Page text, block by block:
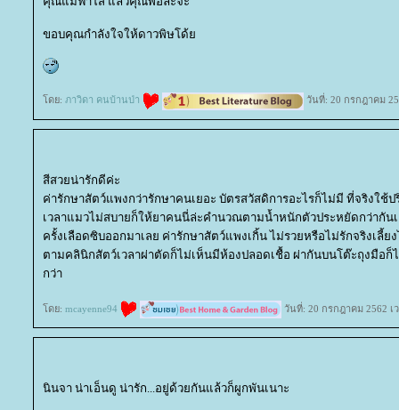
ขอบคุณกำลังใจให้ดาวพิษโด้
ดย: ภาวิดา คนบ้านป่า วันที่: 20 กรกฎาคม
สีสวยน่ารักดีค่ะ
ค่ารักษาสัตว์แพงกว่ารักษาคนเยอะ บัตรสวัสดิการอะไรก็ไม่มี ที่จริงใ
เวลาแมวไม่สบายก็ให้ยาคนนี่ล่ะคำนวณตามน้ำหนักตัวประหยัดกว่ากั
ครั้งเลือดซิบออกมาเลย ค่ารักษาสัตว์แพงเกิ้น ไม่รวยหรือไม่รักจริงเลี้ย
ตามคลินิกสัตว์เวลาผ่าตัดก็ไม่เห็นมีห้องปลอดเชื้อ ผ่ากันบนโต๊ะถุงมือก็
กว่า
ดย: mcayenne94 วันที่: 20 กรกฎาคม 2562 เ
นินจา น่าเอ็นดู น่ารัก...อยู่ด้วยกันแล้วก็ผูกพันเนาะ